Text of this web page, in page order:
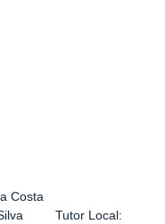
Costa
Silva Tutor Local: